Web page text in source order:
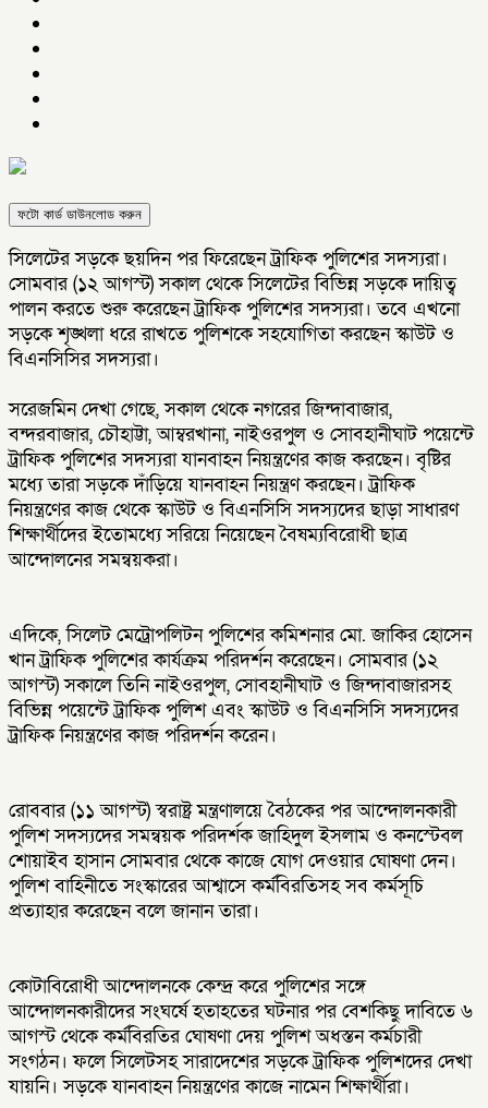
ফটো কার্ড ডাউনলোড করুন
সিলেটের সড়কে ছয়দিন পর ফিরেছেন ট্রাফিক পুলিশের সদস্যরা।
সোমবার (১২ আগস্ট) সকাল থেকে সিলেটের বিভিন্ন সড়কে দায়িত্ব
পালন করতে শুরু করেছেন ট্রাফিক পুলিশের সদস্যরা। তবে এখনো
সড়কে শৃঙ্খলা ধরে রাখতে পুলিশকে সহযোগিতা করছেন স্কাউট ও
বিএনসিসির সদস্যরা।
সরেজমিন দেখা গেছে, সকাল থেকে নগরের জিন্দাবাজার,
বন্দরবাজার, চৌহাট্টা, আম্বরখানা, নাইওরপুল ও সোবহানীঘাট পয়েন্টে
ট্রাফিক পুলিশের সদস্যরা যানবাহন নিয়ন্ত্রণের কাজ করছেন। বৃষ্টির
মধ্যে তারা সড়কে দাঁড়িয়ে যানবাহন নিয়ন্ত্রণ করছেন। ট্রাফিক
নিয়ন্ত্রণের কাজ থেকে স্কাউট ও বিএনসিসি সদস্যদের ছাড়া সাধারণ
শিক্ষার্থীদের ইতোমধ্যে সরিয়ে নিয়েছেন বৈষম্যবিরোধী ছাত্র
আন্দোলনের সমন্বয়করা।
এদিকে, সিলেট মেট্রোপলিটন পুলিশের কমিশনার মো. জাকির হোসেন
খান ট্রাফিক পুলিশের কার্যক্রম পরিদর্শন করেছেন। সোমবার (১২
আগস্ট) সকালে তিনি নাইওরপুল, সোবহানীঘাট ও জিন্দাবাজারসহ
বিভিন্ন পয়েন্টে ট্রাফিক পুলিশ এবং স্কাউট ও বিএনসিসি সদস্যদের
ট্রাফিক নিয়ন্ত্রণের কাজ পরিদর্শন করেন।
রোববার (১১ আগস্ট) স্বরাষ্ট্র মন্ত্রণালয়ে বৈঠকের পর আন্দোলনকারী
পুলিশ সদস্যদের সমন্বয়ক পরিদর্শক জাহিদুল ইসলাম ও কনস্টেবল
শোয়াইব হাসান সোমবার থেকে কাজে যোগ দেওয়ার ঘোষণা দেন।
পুলিশ বাহিনীতে সংস্কারের আশ্বাসে কর্মবিরতিসহ সব কর্মসূচি
প্রত্যাহার করেছেন বলে জানান তারা।
কোটাবিরোধী আন্দোলনকে কেন্দ্র করে পুলিশের সঙ্গে
আন্দোলনকারীদের সংঘর্ষে হতাহতের ঘটনার পর বেশকিছু দাবিতে ৬
আগস্ট থেকে কর্মবিরতির ঘোষণা দেয় পুলিশ অধস্তন কর্মচারী
সংগঠন। ফলে সিলেটসহ সারাদেশের সড়কে ট্রাফিক পুলিশদের দেখা
যায়নি। সড়কে যানবাহন নিয়ন্ত্রণের কাজে নামেন শিক্ষার্থীরা।